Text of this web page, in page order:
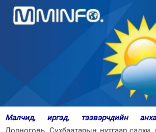
Валют ханш
Улс төр
Нийгэм
Дэлхий
Малчид, иргэд, тээвэрчдийн